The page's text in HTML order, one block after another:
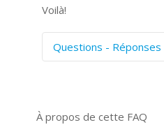
Voilà!
Questions - Réponses
Prise de vue 360°
À propos de cette FAQ